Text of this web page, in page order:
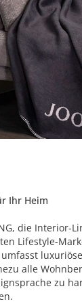
Ihr Heim
die Interior-
Lifestyle-
alle
zu